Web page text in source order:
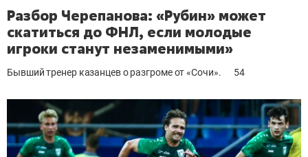
Разбор Черепанова: «Рубин» может
скатиться до ФНЛ, если молодые
игроки станут незаменимыми»
Бывший тренер казанцев о разгроме от «Сочи». 54